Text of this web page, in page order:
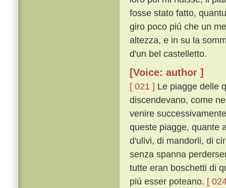
fosse stato fatto,
giro poco piú che un
altezza, e in su la
d'un bel castelletto.
[Voice: author ]
[ 021 ] Le piagge delle
discendevano, come
venire
queste piagge, quante
d'ulivi, di mandorli, di
senza spanna
tutte eran boschetti di
piú esser poteano. [